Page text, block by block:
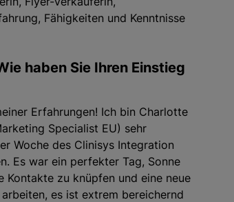
Fähigkeiten und Kenntnisse
haben Sie Ihren Einstieg
Erfahrungen! Ich bin Charlotte
Specialist EU) sehr
Woche des Clinisys Integration
Es war ein perfekter Tag, Sonne
Kontakte zu knüpfen und eine neue
es ist extrem bereichernd